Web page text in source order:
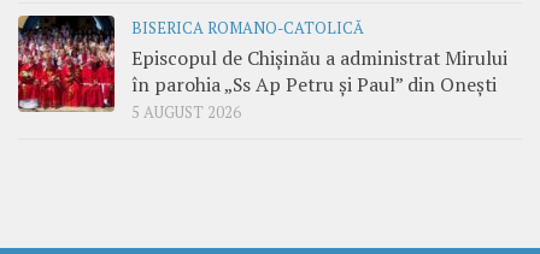
BISERICA ROMANO-CATOLICĂ
Episcopul de Chișinău a administrat Mirului
în parohia „Ss Ap Petru și Paul” din Onești
5 AUGUST 2026